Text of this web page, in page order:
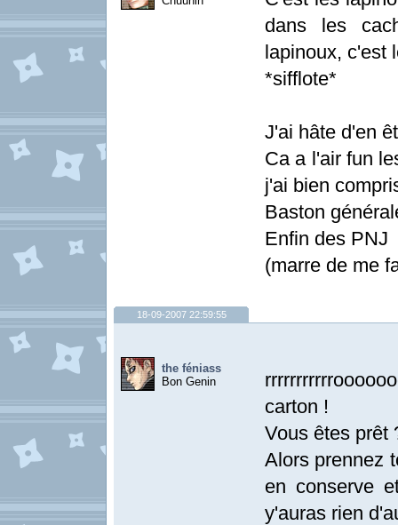
dans les
lapinoux, c'est
*sifflote*
J'ai hâte d'en
Ca a l'air fun
j'ai bien
Baston
Enfin des PNJ
(marre de me
18-09-2007 22:59:55
the féniass
Bon Genin
carton !
Vous êtes prêt
Alors prennez
en conserve
y'auras rien